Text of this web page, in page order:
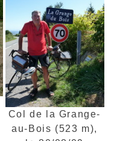
Col de la Grange-
au-Bois (523 m),